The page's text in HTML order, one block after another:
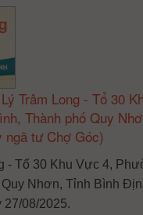
Trâm Long - Tổ 30
Thành phố Quy
tư Chợ Góc)
- Tổ 30 Khu Vực 4,
Quy Nhơn, Tỉnh Bình
27/08/2025.